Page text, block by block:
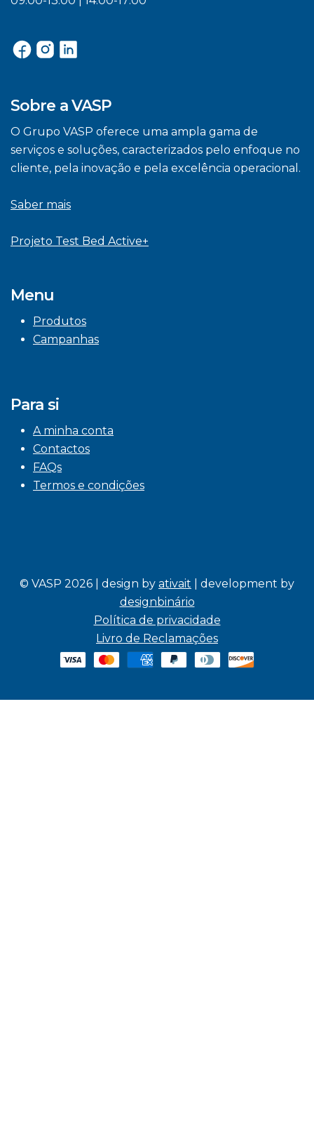
Sobre a VASP
O Grupo VASP oferece uma ampla gama de
serviços e soluções, caracterizados pelo enfoque no
cliente, pela inovação e pela excelência operacional.
Saber mais
Projeto Test Bed Active+
Menu
Produtos
Campanhas
Para si
A minha conta
Contactos
FAQs
Termos e condições
© VASP 2026 | design by ativait | development by
designbinário
Política de privacidade
Livro de Reclamações